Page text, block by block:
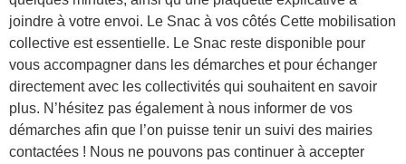
joindre à votre envoi. Le Snac à vos côtés Cette mobilisation
collective est essentielle. Le Snac reste disponible pour
vous accompagner dans les démarches et pour échanger
directement avec les collectivités qui souhaitent en savoir
plus. N’hésitez pas également à nous informer de vos
démarches afin que l’on puisse tenir un suivi des mairies
contactées ! Nous ne pouvons pas continuer à accepter